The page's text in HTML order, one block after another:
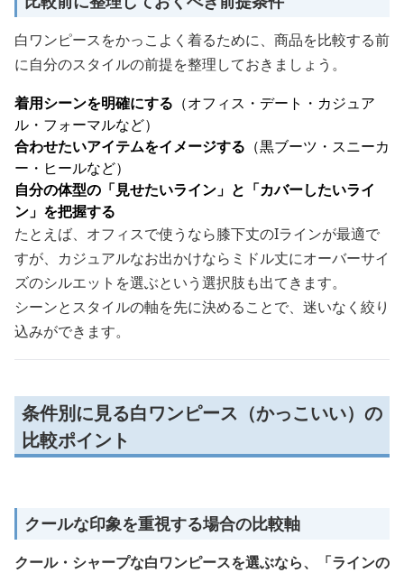
白ワンピースをかっこよく着るために、商品を比較する前
に自分のスタイルの前提を整理しておきましょう。
着用シーンを明確にする （オフィス・デート・カジュア
ル・フォーマルなど）
合わせたいアイテムをイメージする （黒ブーツ・スニーカ
ー・ヒールなど）
自分の体型の「見せたいライン」と「カバーしたいライ
ン」を把握する
たとえば、オフィスで使うなら膝下丈のIラインが最適で
すが、カジュアルなお出かけならミドル丈にオーバーサイ
ズのシルエットを選ぶという選択肢も出てきます。
シーンとスタイルの軸を先に決めることで、迷いなく絞り
込みができます。
条件別に見る白ワンピース（かっこいい）の
比較ポイント
クールな印象を重視する場合の比較軸
クール・シャープな白ワンピースを選ぶなら、「ラインの